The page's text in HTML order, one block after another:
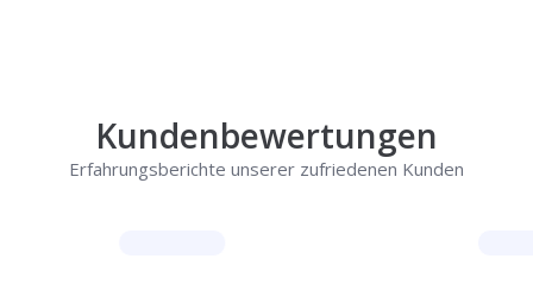
Kundenbewertungen
Erfahrungsberichte unserer zufriedenen Kunden